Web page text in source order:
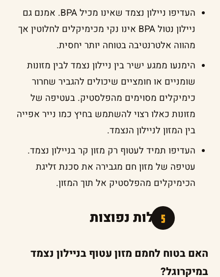
העדיפו ניילון נצמד שאינו מכיל BPA. אמנם גם
ניילון נטול BPA אינו נקי מכימיקלים לחלוטין אך
מהווה אלטרנטיבה בטוחה יותר יחסית.
הימנעו ממגע ישיר בין ניילון נצמד לבין מזונות
שומניים או חומציים שיכולים להגביר שחרור
כימיקלים מסוימים מהפלסטיק. בעטיפה של
מזונות כאלו רצוי להשתמש בחיץ כמו נייר אפייה
בין המזון לניילון הנצמד.
העדיפו תמיד לעטוף רק מזון קר בניילון נצמד.
עטיפה של מזון חם מגבירה את סכנת זליגת
הכימיקלים מהפלסטיק אל תוך המזון.
שאלות נפוצות
האם בטוח לחמם מזון עטוף בניילון נצמד
במיקרוגל?